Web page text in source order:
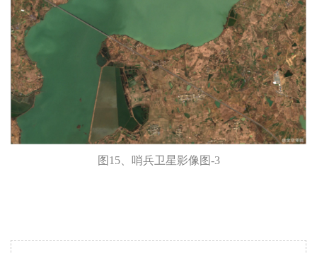
图15、哨兵卫星影像图-3